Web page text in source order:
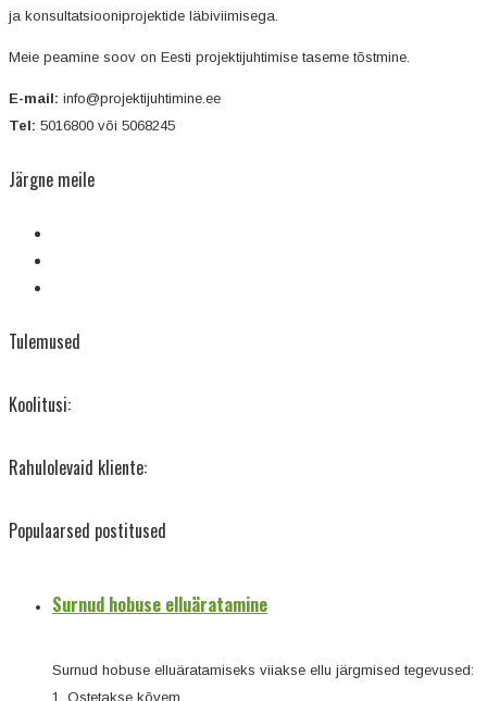
ja konsultatsiooniprojektide läbiviimisega.
Meie peamine soov on Eesti projektijuhtimise taseme tõstmine.
E-mail: info@projektijuhtimine.ee
Tel: 5016800 või 5068245
Järgne meile
Tulemused
Koolitusi:
Rahulolevaid kliente:
Populaarsed postitused
Surnud hobuse elluäratamine
Surnud hobuse elluäratamiseks viiakse ellu järgmised tegevused:
1. Ostetakse kõvem...